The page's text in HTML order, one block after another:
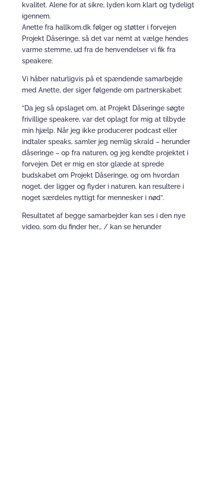
kvalitet. Alene for at sikre, lyden kom klart og tydeligt
igennem.
Anette fra hallkom.dk følger og støtter i forvejen
Projekt Dåseringe, så det var nemt at vælge hendes
varme stemme, ud fra de henvendelser vi fik fra
speakere.
Vi håber naturligvis på et spændende samarbejde
med Anette, der siger følgende om partnerskabet:
”Da jeg så opslaget om, at Projekt Dåseringe søgte
frivillige speakere, var det oplagt for mig at tilbyde
min hjælp. Når jeg ikke producerer podcast eller
indtaler speaks, samler jeg nemlig skrald – herunder
dåseringe – op fra naturen, og jeg kendte projektet i
forvejen. Det er mig en stor glæde at sprede
budskabet om Projekt Dåseringe, og om hvordan
noget, der ligger og flyder i naturen, kan resultere i
noget særdeles nyttigt for mennesker i nød”.
Resultatet af begge samarbejder kan ses i den nye
video, som du finder her… / kan se herunder